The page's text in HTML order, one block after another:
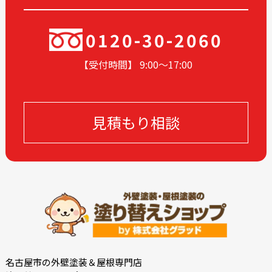
2024-04
2024-03
2024-02
2023-12
2023-11
2023-09
2023-06
2023-05
2023-03
2023-02
2023-01
2022-12
2022-11
2022-08
2022-07
2022-06
2022-05
2022-04
2022-03
2022-02
0120-30-2060
【受付時間】 9:00〜17:00
見積もり相談
名古屋市の外壁塗装＆屋根専門店